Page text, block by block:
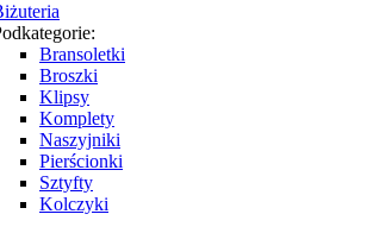
Bransoletki
Broszki
Klipsy
Komplety
Naszyjniki
Pierścionki
Sztyfty
Kolczyki